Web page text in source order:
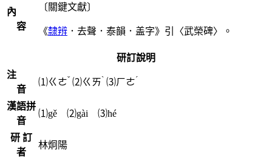
內
容
〔關鍵文獻〕
《隸辨 ．去聲．泰韻．盖字》引〈武榮碑〉。
研訂說明
注
音
⑴ㄍㄜˇ ⑵ㄍㄞˋ ⑶ㄏㄜˊ
漢語拼
音
⑴gě ⑵gài ⑶hé
研 訂
者
林炯陽